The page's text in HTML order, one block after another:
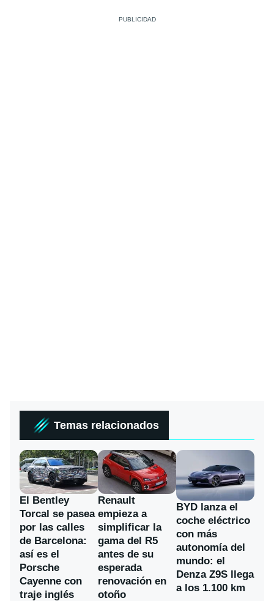
Temas relacionados
El Bentley
Torcal se pasea
por las calles
de Barcelona:
así es el
Porsche
Cayenne con
traje inglés
Renault
empieza a
simplificar la
gama del R5
antes de su
esperada
renovación en
otoño
BYD lanza el
coche eléctrico
con más
autonomía del
mundo: el
Denza Z9S llega
a los 1.100 km